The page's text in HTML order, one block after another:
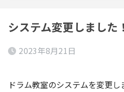
システム変更しました！
2023年8月21日
ドラム教室のシステムを変更